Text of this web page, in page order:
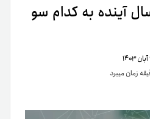
آینده به کدام سو